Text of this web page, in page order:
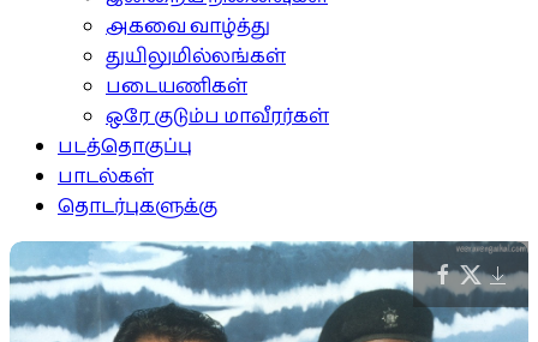
அகவை வாழ்த்து
துயிலுமில்லங்கள்
படையணிகள்
ஒரே குடும்ப மாவீரர்கள்
படத்தொகுப்பு
பாடல்கள்
தொடர்புகளுக்கு